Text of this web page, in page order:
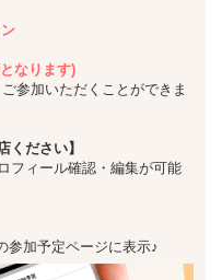
なります)
加いただくことができま
ください】
フィール確認・編集が可能
参加予定ページに表示♪